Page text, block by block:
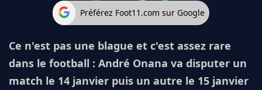
Préférez Foot11.com sur Google
Ce n'est pas une blague et c'est assez rare
dans le football : André Onana va disputer un
match le 14 janvier puis un autre le 15 janvier